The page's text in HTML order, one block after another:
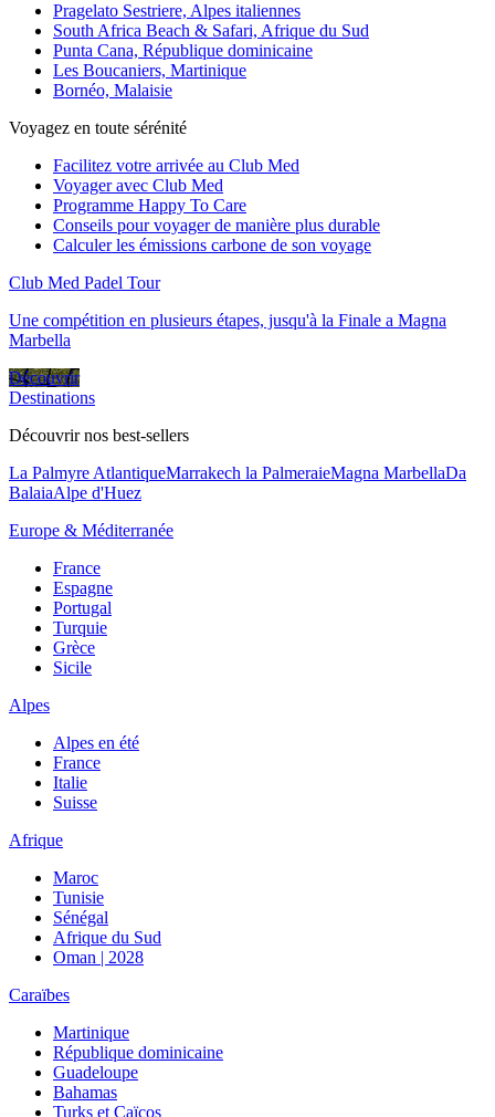
Pragelato Sestriere, Alpes italiennes
South Africa Beach & Safari, Afrique du Sud
Punta Cana, République dominicaine
Les Boucaniers, Martinique
Bornéo, Malaisie
Voyagez en toute sérénité
Facilitez votre arrivée au Club Med
Voyager avec Club Med
Programme Happy To Care
Conseils pour voyager de manière plus durable
Calculer les émissions carbone de son voyage
Club Med Padel Tour
Une compétition en plusieurs étapes, jusqu'à la Finale a Magna
Marbella
Découvrir
Destinations
Découvrir nos best-sellers
La Palmyre AtlantiqueMarrakech la PalmeraieMagna MarbellaDa
BalaiaAlpe d'Huez
Europe & Méditerranée
France
Espagne
Portugal
Turquie
Grèce
Sicile
Alpes
Alpes en été
France
Italie
Suisse
Afrique
Maroc
Tunisie
Sénégal
Afrique du Sud
Oman | 2028
Caraïbes
Martinique
République dominicaine
Guadeloupe
Bahamas
Turks et Caïcos